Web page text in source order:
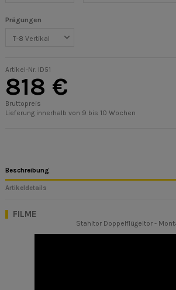
Prägungen
Artikel-Nr. ID51
818 €
Bruttopreis
Lieferung innerhalb von 9 bis 10 Wochen
Beschreibung
Artikeldetails
FILME
Stahltor Doppelflügeltor -